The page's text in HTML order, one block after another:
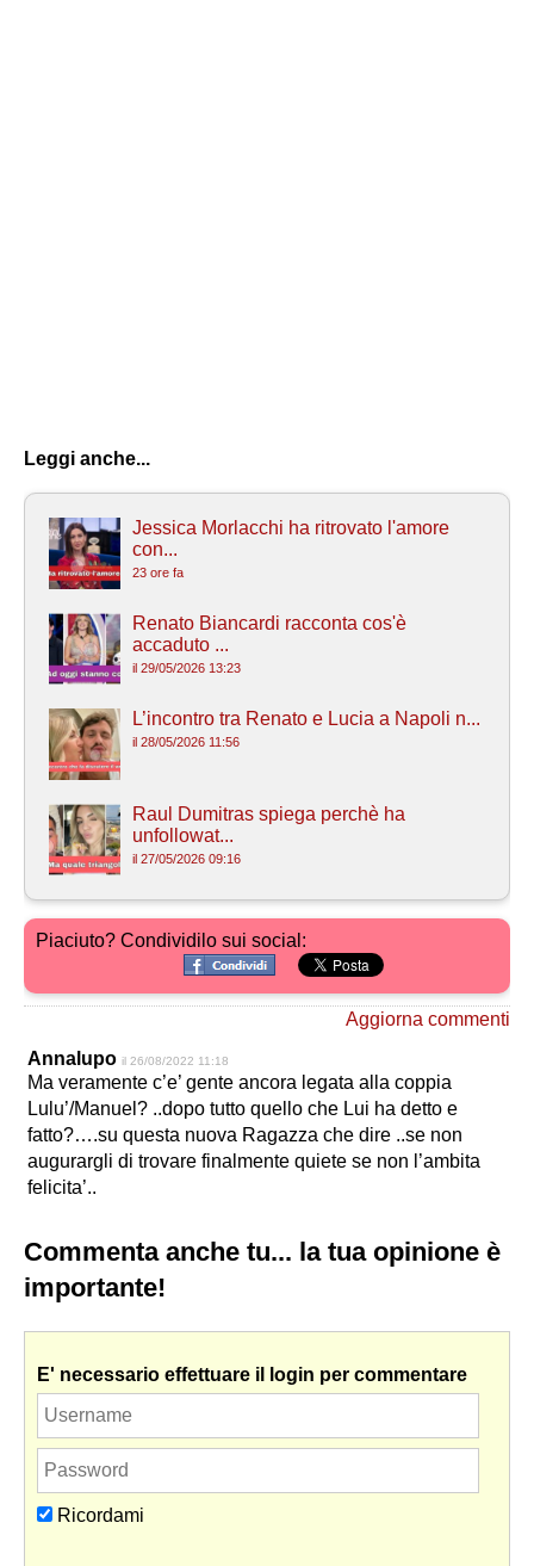
Leggi anche...
Jessica Morlacchi ha ritrovato l'amore
con...
23 ore fa
Renato Biancardi racconta cos'è
accaduto ...
il 29/05/2026 13:23
L’incontro tra Renato e Lucia a Napoli n...
il 28/05/2026 11:56
Raul Dumitras spiega perchè ha
unfollowat...
il 27/05/2026 09:16
Piaciuto? Condividilo sui social:
Aggiorna commenti
Annalupo il 26/08/2022 11:18
Ma veramente c’e’ gente ancora legata alla coppia
Lulu’/Manuel? ..dopo tutto quello che Lui ha detto e
fatto?….su questa nuova Ragazza che dire ..se non
augurargli di trovare finalmente quiete se non l’ambita
felicita’..
Commenta anche tu... la tua opinione è
importante!
E' necessario effettuare il login per commentare
Ricordami